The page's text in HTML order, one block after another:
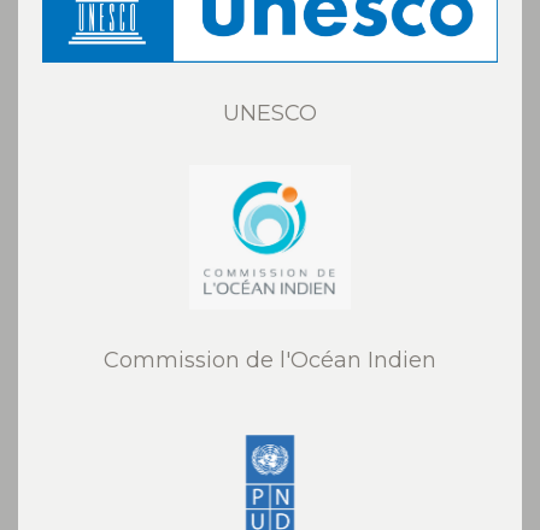
UNESCO
Commission de l'Océan Indien